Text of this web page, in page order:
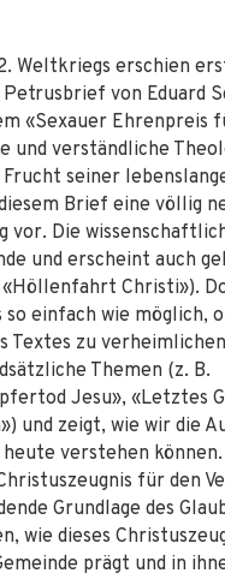
Weltkriegs erschien
von Eduard
«Sexauer Ehrenpreis
und verständliche
seiner
Brief eine völlig
vor. Die
und erscheint auch
Christi»).
so einfach wie möglich,
Textes zu
Themen (z. B.
Jesu», «Letztes
und zeigt, wie wir die
verstehen
für den
Grundlage des
wie dieses
prägt und in